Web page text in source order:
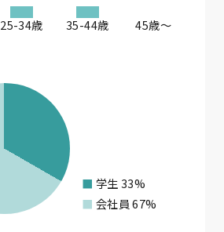
25-34歳 35-44歳 45歳〜
学生33%
会社員67%